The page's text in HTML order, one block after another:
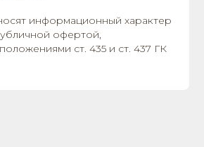
информационный характер
офертой,
ст. 435 и ст. 437 ГК